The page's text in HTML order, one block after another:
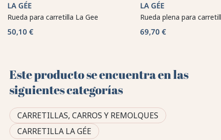
LA GÉE
Rueda para carretilla La Gee
50,10 €
LA GÉE
Rueda plena para
69,70 €
Este producto se encuentra en las
siguientes categorías
CARRETILLAS, CARROS Y REMOLQUES
CARRETILLA LA GÉE